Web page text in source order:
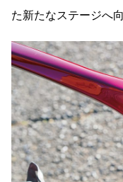
た新たなステージへ